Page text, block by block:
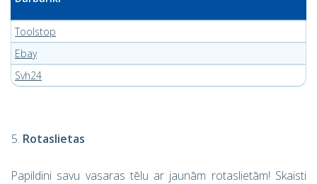
Toolstop
Ebay
Svh24
Rotaslietas
Papildini savu vasaras tēlu ar jaunām rotaslietām! Skaisti